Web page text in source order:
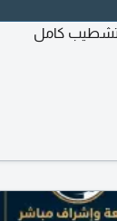
تشطيب كامل